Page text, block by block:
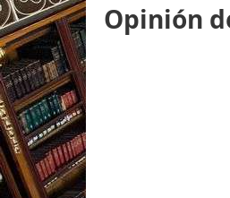
Opinión